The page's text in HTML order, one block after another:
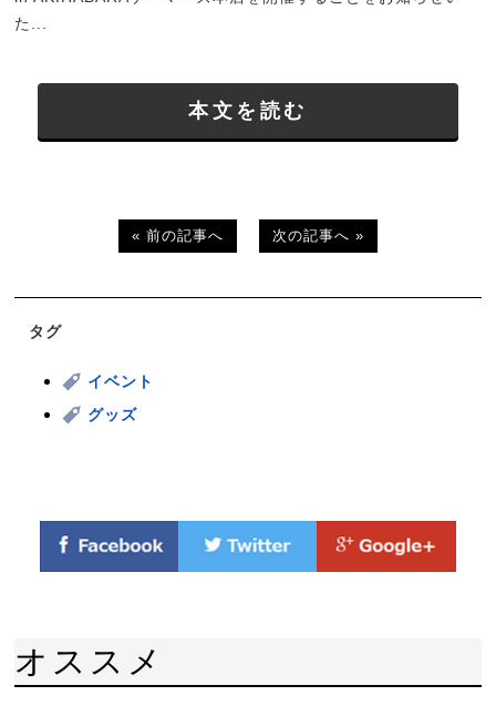
た...
本文を読む
« 前の記事へ 次の記事へ »
タグ
イベント
グッズ
オススメ